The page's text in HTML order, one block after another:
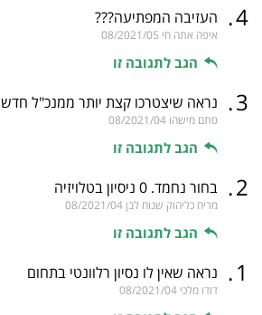
4
. העזיבה המפתיעה???
איפה אתה חי 08/2021/05
הגב לתגובה זו
3
. נראה שיצטרכו קצת יותר ממנכ"ל חדש
סתם מישהו 08/2021/04
הגב לתגובה זו
2
. בחור נחמד. 0 ניסיון בטלויזיה
מריח כליהוק שנוח לבן08/2021/04
הגב לתגובה זו
1
. נראה שאין לו נסיון רלוונטי בתחום
דודו מלכי 08/2021/04